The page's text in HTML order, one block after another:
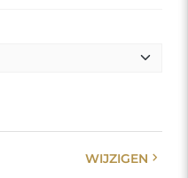
WIJZIGEN chevron_right